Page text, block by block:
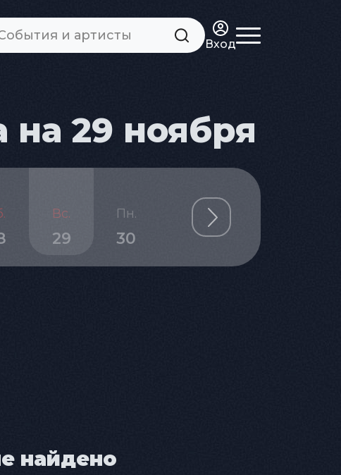
Вход
29 ноября
Вс.
29
Пн.
30
найдено